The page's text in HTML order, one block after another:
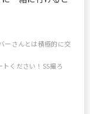
ーさんとは積極的に交
ください！SS撮ろ